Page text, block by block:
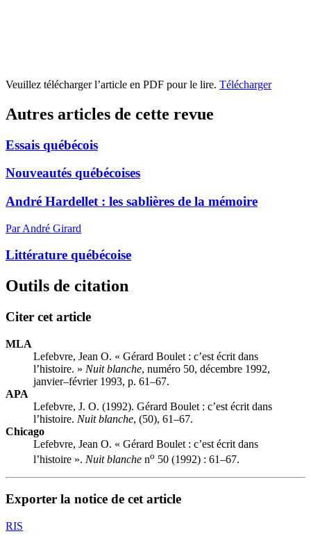
Veuillez télécharger l’article en PDF pour le lire. Télécharger
Autres articles de cette revue
Essais québécois
Nouveautés québécoises
André Hardellet : les sablières de la mémoire
Par André Girard
Littérature québécoise
Outils de citation
Citer cet article
MLA
Lefebvre, Jean O. « Gérard Boulet : c’est écrit dans
l’histoire. » Nuit blanche, numéro 50, décembre 1992,
janvier–février 1993, p. 61–67.
APA
Lefebvre, J. O. (1992). Gérard Boulet : c’est écrit dans
l’histoire. Nuit blanche, (50), 61–67.
Chicago
Lefebvre, Jean O. « Gérard Boulet : c’est écrit dans
l’histoire ». Nuit blanche no 50 (1992) : 61–67.
Exporter la notice de cet article
RIS